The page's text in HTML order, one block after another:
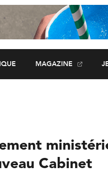
MAGAZINE
Cabinet